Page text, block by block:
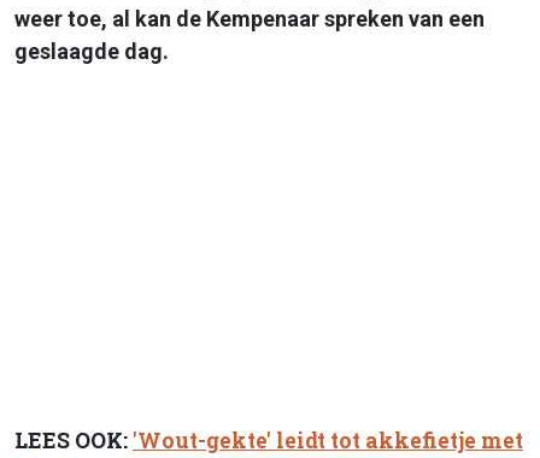
weer toe, al kan de Kempenaar spreken van een
geslaagde dag.
LEES OOK: 'Wout-gekte' leidt tot akkefietje met